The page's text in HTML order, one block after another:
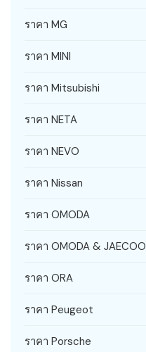
ราคา MG
ราคา MINI
ราคา Mitsubishi
ราคา NETA
ราคา NEVO
ราคา Nissan
ราคา OMODA
ราคา OMODA & JAECOO
ราคา ORA
ราคา Peugeot
ราคา Porsche